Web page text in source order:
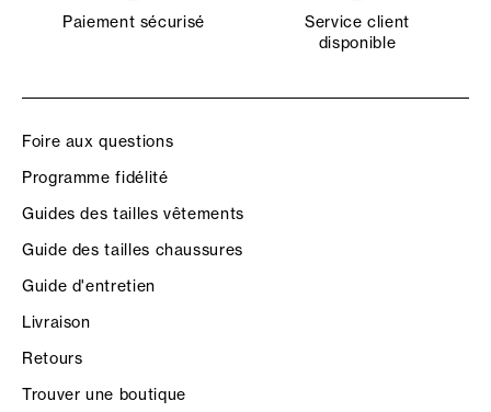
Paiement sécurisé
Service client
disponible
Foire aux questions
Programme fidélité
Guides des tailles vêtements
Guide des tailles chaussures
Guide d'entretien
Livraison
Retours
Trouver une boutique